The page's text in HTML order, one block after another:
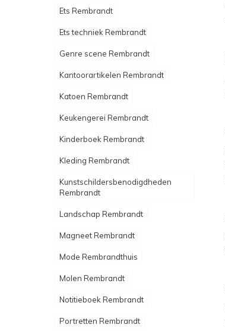
Ets Rembrandt
Ets techniek Rembrandt
Genre scene Rembrandt
Kantoorartikelen Rembrandt
Katoen Rembrandt
Keukengerei Rembrandt
Kinderboek Rembrandt
Kleding Rembrandt
Kunstschildersbenodigdheden
Rembrandt
Landschap Rembrandt
Magneet Rembrandt
Mode Rembrandthuis
Molen Rembrandt
Notitieboek Rembrandt
Portretten Rembrandt